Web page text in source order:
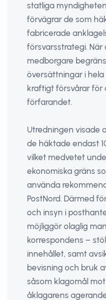
statliga
förvägrar de som
fabricerade
försvarsstrategi.
medborgare
översättningar i
kraftigt försvårar
förfarandet.
Utredningen visade
de häktade endast
vilket medvetet
ekonomiska gräns
använda
PostNord. Därmed
och insyn i
möjliggör olaglig
korrespondens –
innehållet, samt
bevisning och bruk
såsom klagomål mot
åklagarens